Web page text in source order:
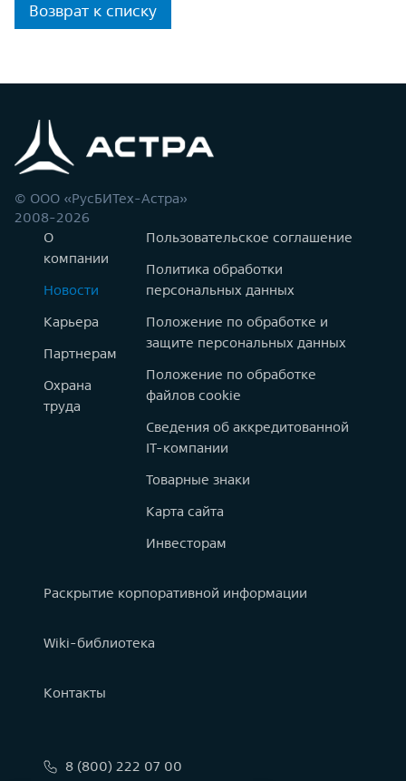
Возврат к списку
© ООО «РусБИТех-Астра»
2008-2026
О
компании
Новости
Карьера
Партнерам
Охрана
труда
Пользовательское соглашение
Политика обработки
персональных данных
Положение по обработке и
защите персональных данных
Положение по обработке
файлов cookie
Сведения об аккредитованной
IT-компании
Товарные знаки
Карта сайта
Инвесторам
Раскрытие корпоративной информации
Wiki-библиотека
Контакты
8 (800) 222 07 00